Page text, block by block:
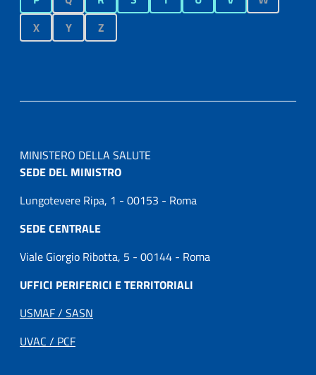
X
Y Z
MINISTERO DELLA SALUTE
SEDE DEL MINISTRO
Lungotevere Ripa, 1 - 00153 - Roma
SEDE CENTRALE
Viale Giorgio Ribotta, 5 - 00144 - Roma
UFFICI PERIFERICI E TERRITORIALI
USMAF / SASN
UVAC / PCF